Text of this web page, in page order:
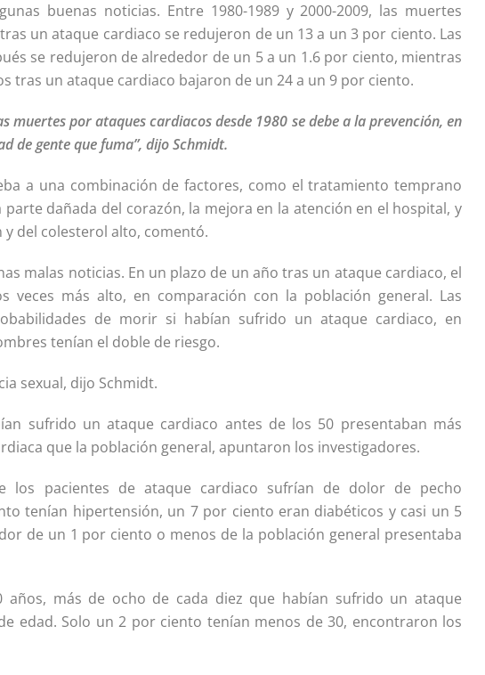
buenas noticias. Entre 1980-1989 y 2000-2009, las muertes
un ataque cardiaco se redujeron de un 13 a un 3 por ciento. Las
se redujeron de alrededor de un 5 a un 1.6 por ciento, mientras
tras un ataque cardiaco bajaron de un 24 a un 9 por ciento.
muertes por ataques cardiacos desde 1980 se debe a la prevención, en
de gente que fuma”, dijo Schmidt.
a una combinación de factores, como el tratamiento temprano
dañada del corazón, la mejora en la atención en el hospital, y
del colesterol alto, comentó.
malas noticias. En un plazo de un año tras un ataque cardiaco, el
veces más alto, en comparación con la población general. Las
de morir si habían sufrido un ataque cardiaco, en
tenían el doble de riesgo.
sexual, dijo Schmidt.
sufrido un ataque cardiaco antes de los 50 presentaban más
que la población general, apuntaron los investigadores.
pacientes de ataque cardiaco sufrían de dolor de pecho
tenían hipertensión, un 7 por ciento eran diabéticos y casi un 5
de un 1 por ciento o menos de la población general presentaba
años, más de ocho de cada diez que habían sufrido un ataque
edad. Solo un 2 por ciento tenían menos de 30, encontraron los